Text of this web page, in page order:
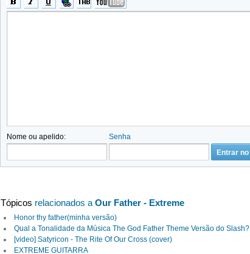
Nome ou apelido: Senha
Tópicos relacionados a Our Father - Extreme
Honor thy father(minha versão)
Qual a Tonalidade da Música The God Father Theme Versão do Slash?
[video] Satyricon - The Rite Of Our Cross (cover)
EXTREME GUITARRA